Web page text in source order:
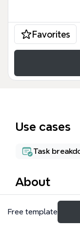
Favorites
Use cases
Task
About
TODOリストテ
が日常業務を効率
Free template